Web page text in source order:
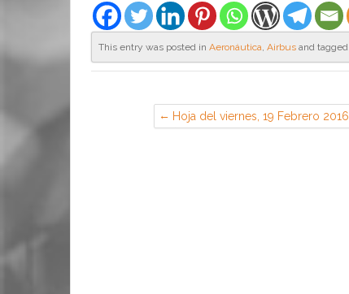
This entry was posted in Aeronáutica Airbus and tagged
Hoja del viernes, 19 Febrero 2016
(CGT en EADS Airbus, Getafe)